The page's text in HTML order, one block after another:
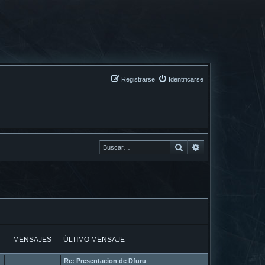
Identificarse
Registrarse
Buscar
MENSAJES ÚLTIMO MENSAJE
Re: Presentacion de Dfuru